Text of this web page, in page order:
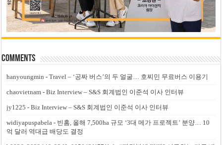
Comments
hanyoungmin -Travel – ‘공짜 버스’의 두 얼굴… 호찌민 무료버스 이용기
chaovietnam -Biz Interview – S&S 회계법인 이준석 이사 인터뷰
jy1225 -Biz Interview – S&S 회계법인 이준석 이사 인터뷰
widiyapuspabela - 빈홈, 올해 7,500ha 규모 ‘3대 메가 프로젝트’ 분양… 10
억 달러 역대급 배당도 결정